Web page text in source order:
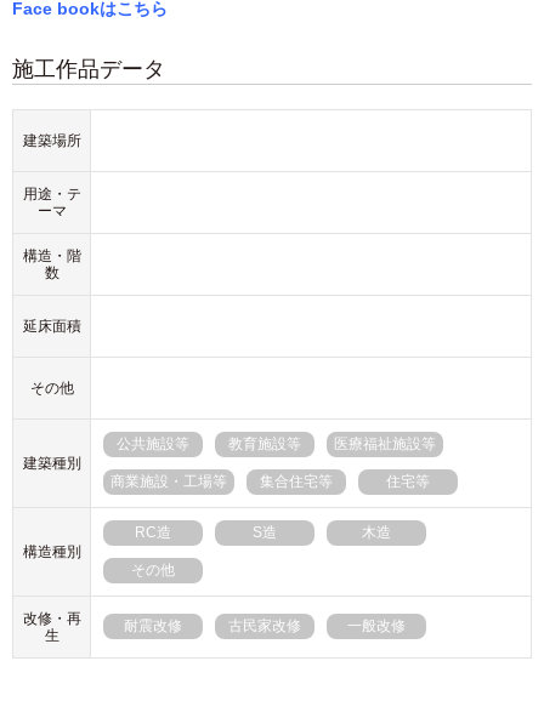
Face bookはこちら
施工作品データ
建築場所
用途・テ
ーマ
構造・階
数
延床面積
その他
建築種別
公共施設等 教育施設等 医療福祉施設等
商業施設・工場等 集合住宅等 住宅等
構造種別
RC造 S造 木造
その他
改修・再
生
耐震改修 古民家改修 一般改修